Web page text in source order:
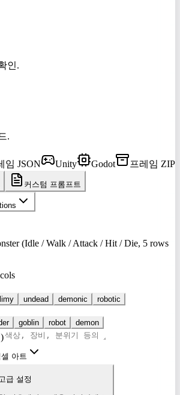
인.
.
임 JSON Unity Godot 프레임 ZIP
커스텀 프롬프트
(Idle / Walk / Attack / Hit / Die, 5 rows
undead demonic robotic
goblin robot demon
셀 아트
급 설정